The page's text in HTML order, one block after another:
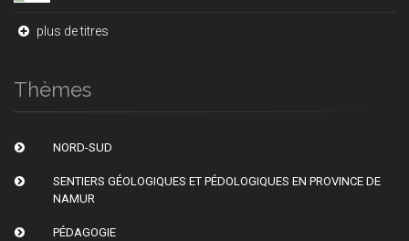
plus de titres
Thèmes
NORD-SUD
SENTIERS GÉOLOGIQUES ET PÉDOLOGIQUES EN PROVINCE DE
NAMUR
PÉDAGOGIE